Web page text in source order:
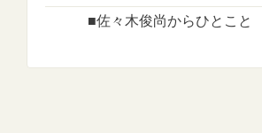
■佐々木俊尚からひとこと